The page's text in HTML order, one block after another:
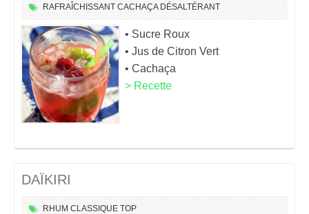
RAFRAÎCHISSANT CACHAÇA DÉSALTÉRANT
• Sucre Roux
• Jus de Citron Vert
• Cachaça
> Recette
DAÏKIRI
RHUM CLASSIQUE TOP